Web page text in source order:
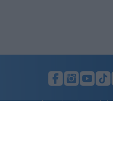
LUNIFIN S.r.l. a socio unico. Sede